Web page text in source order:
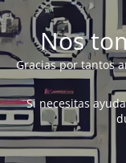
Nos
Gracias por tantos
Si necesitas